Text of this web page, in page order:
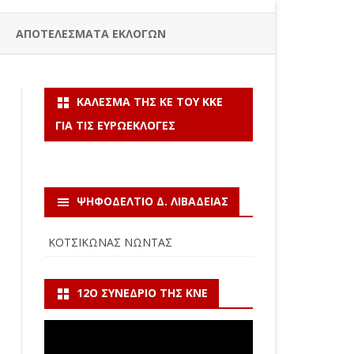
ΑΠΟΤΕΛΕΣΜΑΤΑ ΕΚΛΟΓΩΝ
ΚΆΛΕΣΜΑ ΤΗΣ ΚΕ ΤΟΥ ΚΚΕ
ΓΙΑ ΤΙΣ ΕΥΡΩΕΚΛΟΓΈΣ
ΨΗΦΟΔΕΛΤΙΟ Δ. ΛΙΒΑΔΕΙΑΣ
ΚΟΤΣΙΚΩΝΑΣ ΝΩΝΤΑΣ
12Ο ΣΥΝΈΔΡΙΟ ΤΗΣ ΚΝΕ